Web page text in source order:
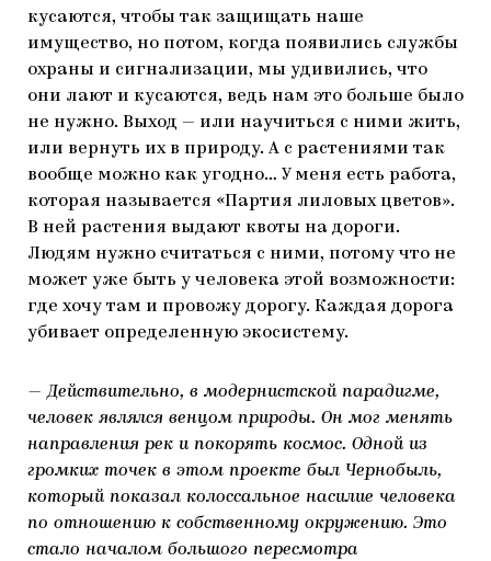
кусаются, чтобы так защищать наше
имущество, но потом, когда появились службы
охраны и сигнализации, мы удивились, что
они лают и кусаются, ведь нам это больше было
не нужно. Выход — или научиться с ними жить,
или вернуть их в природу. А с растениями так
вообще можно как угодно… У меня есть работа,
которая называется «Партия лиловых цветов».
В ней растения выдают квоты на дороги.
Людям нужно считаться с ними, потому что не
может уже быть у человека этой возможности:
где хочу там и провожу дорогу. Каждая дорога
убивает определенную экосистему.
— Действительно, в модернистской парадигме,
человек являлся венцом природы. Он мог менять
направления рек и покорять космос. Одной из
громких точек в этом проекте был Чернобыль,
который показал колоссальное насилие человека
по отношению к собственному окружению. Это
стало началом большого пересмотра